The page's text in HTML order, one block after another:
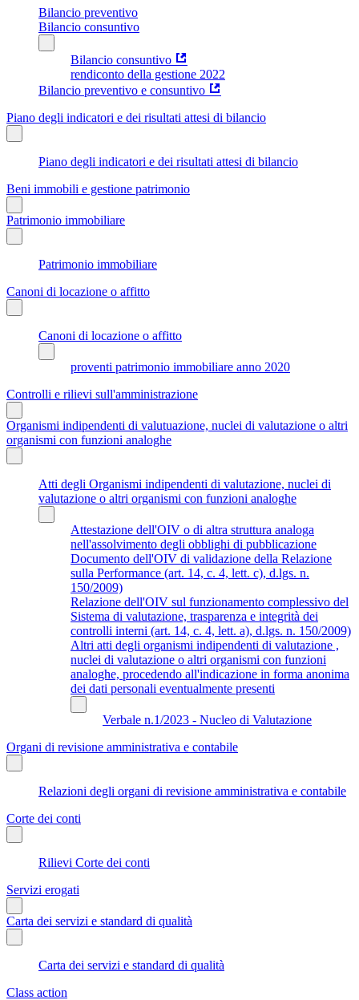
Bilancio preventivo
Bilancio consuntivo
Bilancio consuntivo
rendiconto della gestione 2022
Bilancio preventivo e consuntivo
Piano degli indicatori e dei risultati attesi di bilancio
Piano degli indicatori e dei risultati attesi di bilancio
Beni immobili e gestione patrimonio
Patrimonio immobiliare
Patrimonio immobiliare
Canoni di locazione o affitto
Canoni di locazione o affitto
proventi patrimonio immobiliare anno 2020
Controlli e rilievi sull'amministrazione
Organismi indipendenti di valutuazione, nuclei di valutazione o altri
organismi con funzioni analoghe
Atti degli Organismi indipendenti di valutazione, nuclei di
valutazione o altri organismi con funzioni analoghe
Attestazione dell'OIV o di altra struttura analoga
nell'assolvimento degli obblighi di pubblicazione
Documento dell'OIV di validazione della Relazione
sulla Performance (art. 14, c. 4, lett. c), d.lgs. n.
150/2009)
Relazione dell'OIV sul funzionamento complessivo del
Sistema di valutazione, trasparenza e integrità dei
controlli interni (art. 14, c. 4, lett. a), d.lgs. n. 150/2009)
Altri atti degli organismi indipendenti di valutazione ,
nuclei di valutazione o altri organismi con funzioni
analoghe, procedendo all'indicazione in forma anonima
dei dati personali eventualmente presenti
Verbale n.1/2023 - Nucleo di Valutazione
Organi di revisione amministrativa e contabile
Relazioni degli organi di revisione amministrativa e contabile
Corte dei conti
Rilievi Corte dei conti
Servizi erogati
Carta dei servizi e standard di qualità
Carta dei servizi e standard di qualità
Class action